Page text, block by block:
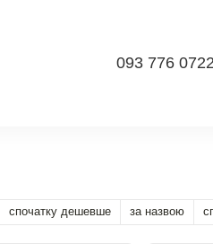
093 776 0722
спочатку дешевше за назвою